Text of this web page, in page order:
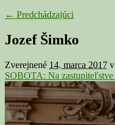
Navigácia
galérii
← Predchádzajúci
Jozef Šimko
Zverejnené 14. marca 2017 v
SOBOTA: Na